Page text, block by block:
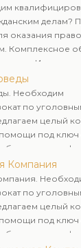
делам?
оказания
Комплексное
лиц.
Необходим
по
целый
под ключ
подход
Компания
по
целый
под ключ